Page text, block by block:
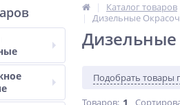
Каталог товаров
Дизельные
Подобрать товары
Товаров: